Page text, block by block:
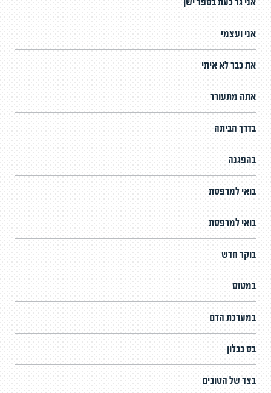
אני גר כעת בספר ישן
אני ועצמי
את כבר לא איתי
אתה מתעורר
בדרך הביתה
בהפגנה
בואי למרפסת
בואי למרפסת
בוקר חדש
במטוס
במערכת הדם
בס בבלון
בצד של הטובים